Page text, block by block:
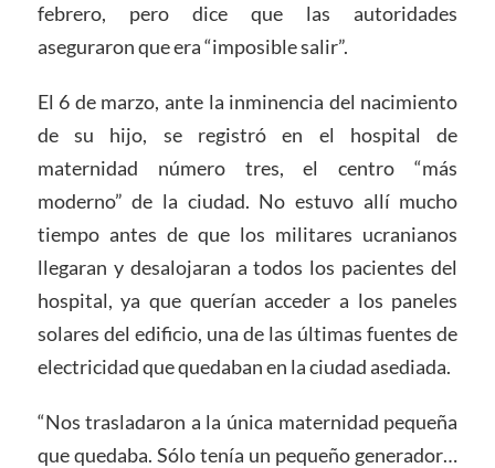
febrero, pero dice que las autoridades
aseguraron que era “imposible salir”.
El 6 de marzo, ante la inminencia del nacimiento
de su hijo, se registró en el hospital de
maternidad número tres, el centro “más
moderno” de la ciudad. No estuvo allí mucho
tiempo antes de que los militares ucranianos
llegaran y desalojaran a todos los pacientes del
hospital, ya que querían acceder a los paneles
solares del edificio, una de las últimas fuentes de
electricidad que quedaban en la ciudad asediada.
“Nos trasladaron a la única maternidad pequeña
que quedaba. Sólo tenía un pequeño generador…